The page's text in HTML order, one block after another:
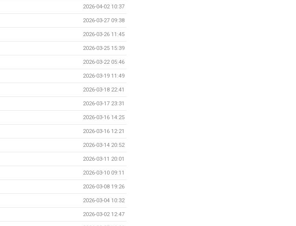
2026-04-02 10:37
2026-03-27 09:38
2026-03-26 11:45
2026-03-25 15:39
2026-03-22 05:46
2026-03-19 11:49
2026-03-18 22:41
2026-03-17 23:31
2026-03-16 14:25
2026-03-16 12:21
2026-03-14 20:52
2026-03-11 20:01
2026-03-10 09:11
2026-03-08 19:26
2026-03-04 10:32
2026-03-02 12:47